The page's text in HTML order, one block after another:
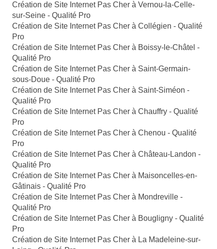
Création de Site Internet Pas Cher à Vernou-la-Celle-
sur-Seine - Qualité Pro
Création de Site Internet Pas Cher à Collégien - Qualité
Pro
Création de Site Internet Pas Cher à Boissy-le-Châtel -
Qualité Pro
Création de Site Internet Pas Cher à Saint-Germain-
sous-Doue - Qualité Pro
Création de Site Internet Pas Cher à Saint-Siméon -
Qualité Pro
Création de Site Internet Pas Cher à Chauffry - Qualité
Pro
Création de Site Internet Pas Cher à Chenou - Qualité
Pro
Création de Site Internet Pas Cher à Château-Landon -
Qualité Pro
Création de Site Internet Pas Cher à Maisoncelles-en-
Gâtinais - Qualité Pro
Création de Site Internet Pas Cher à Mondreville -
Qualité Pro
Création de Site Internet Pas Cher à Bougligny - Qualité
Pro
Création de Site Internet Pas Cher à La Madeleine-sur-